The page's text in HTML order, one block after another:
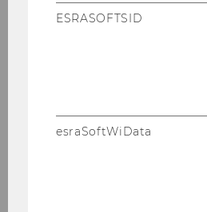
Agus Hidayat, PhD, M.P.F.
Matthias Kasper, PhD,
ESRASOFTSID
esraSoftWiData